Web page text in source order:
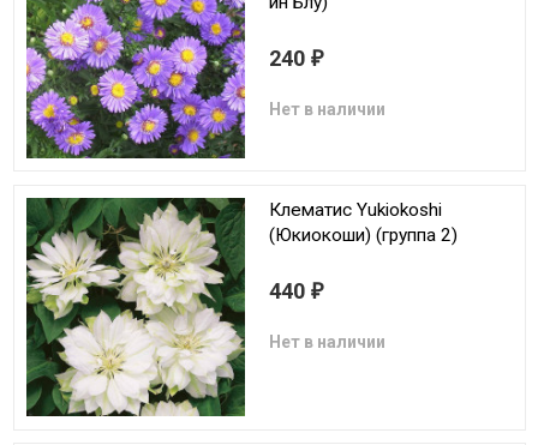
240 ₽
Нет в наличии
Клематис Yukiokoshi
(Юкиокоши) (группа 2)
440 ₽
Нет в наличии